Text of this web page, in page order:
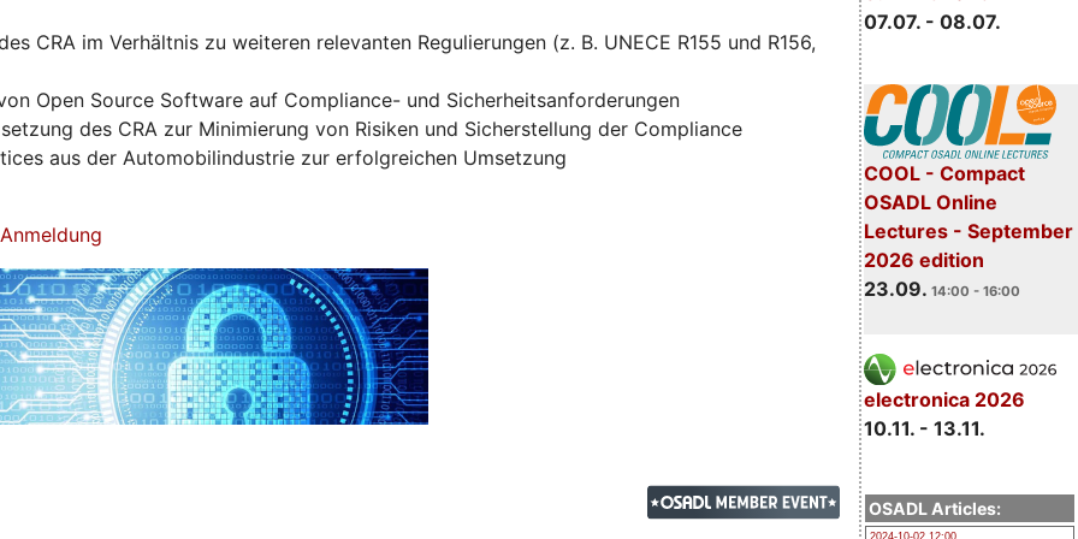
07.07. - 08.07.
COOL - Compact
OSADL Online
Lectures - September
2026 edition
23.09. 14:00 - 16:00
electronica 2026
10.11. - 13.11.
OSADL Articles:
2024-10-02 12:00
CRA im Verhältnis zu weiteren relevanten Regulierungen (z. B. UNECE R155 und R156,
Open Source Software auf Compliance- und Sicherheitsanforderungen
des CRA zur Minimierung von Risiken und Sicherstellung der Compliance
aus der Automobilindustrie zur erfolgreichen Umsetzung